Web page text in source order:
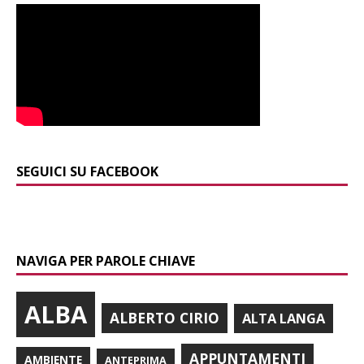
SEGUICI SU FACEBOOK
NAVIGA PER PAROLE CHIAVE
ALBA ALBERTO CIRIO ALTA LANGA
AMBIENTE ANTEPRIMA APPUNTAMENTI